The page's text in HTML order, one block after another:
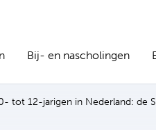
Bij- en nascholingen
tot 12-jarigen in Nederland: de